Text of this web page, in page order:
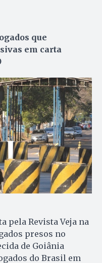
que
em carta
pela Revista Veja na
presos no
de Goiânia
do Brasil em